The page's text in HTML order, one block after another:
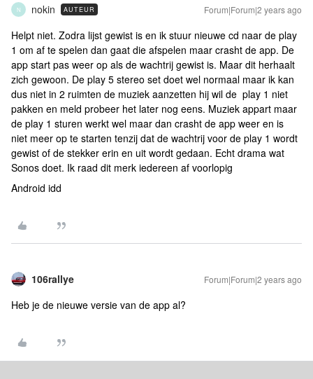
N nokin AUTEUR Forum|Forum|2 years ago
Helpt niet. Zodra lijst gewist is en ik stuur nieuwe cd naar de play
1 om af te spelen dan gaat die afspelen maar crasht de app. De
app start pas weer op als de wachtrij gewist is. Maar dit herhaalt
zich gewoon. De play 5 stereo set doet wel normaal maar ik kan
dus niet in 2 ruimten de muziek aanzetten hij wil de play 1 niet
pakken en meld probeer het later nog eens. Muziek appart maar
de play 1 sturen werkt wel maar dan crasht de app weer en is
niet meer op te starten tenzij dat de wachtrij voor de play 1 wordt
gewist of de stekker erin en uit wordt gedaan. Echt drama wat
Sonos doet. Ik raad dit merk iedereen af voorlopig
Android idd
106rallye Forum|Forum|2 years ago
Heb je de nieuwe versie van de app al?